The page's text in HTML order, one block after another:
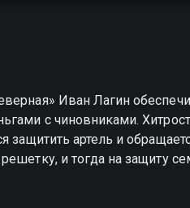
Иван Лагин
с чиновниками.
защитить артель и
и тогда на защиту